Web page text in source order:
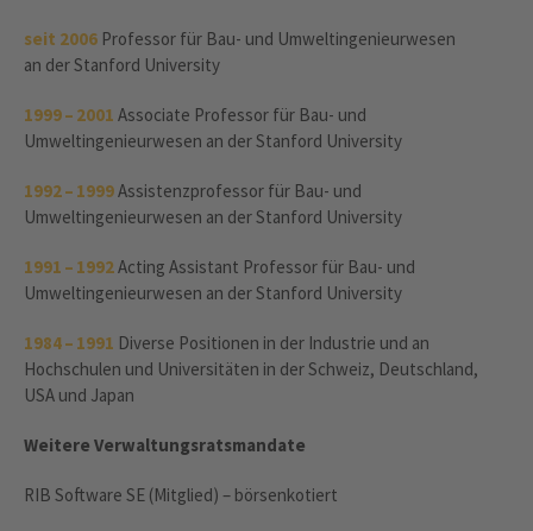
seit 2006 Professor für Bau- und Umweltingenieurwesen
an der Stanford University
1999 – 2001 Associate Professor für Bau- und
Umweltingenieurwesen an der Stanford University
1992 – 1999Assistenzprofessor für Bau- und
Umweltingenieurwesen an der Stanford University
1991 – 1992Acting Assistant Professor für Bau- und
Umweltingenieurwesen an der Stanford University
1984 – 1991 Diverse Positionen in der Industrie und an
Hochschulen und Universitäten in der Schweiz, Deutschland,
USA und Japan
Weitere Verwaltungsratsmandate
RIB Software SE (Mitglied) – börsenkotiert